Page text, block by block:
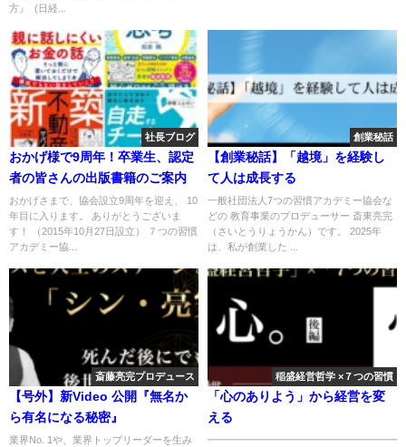
方』 (日経...
社長ブログ
おかげ様で9周年！卒業生、認定
者の皆さんの出版書籍のご案内
おかげさまで、協会設立9周年を迎え、 10
年目に入ります。 ありがとうございま
す！ （2015年10月27日設立） ７つの習慣
アカデミー協...
創業秘話
【創業秘話】「越境」を経験し
て人は成長する
一般社団法人7つの習慣アカデミー協会な
どの 教育事業のプロデューサー 斎東亮完
（さいとうりょうかん）です。 2025年
は、私が創業した ...
斎藤亮完プロデュース
【号外】新Video 公開『無名か
ら有名になる秘密』
業界No. 1や、業界トップリーダーを生み
稲盛経営哲学 ×７つの習慣
「心のありよう」から経営を変
える
━━━━━━━━━━━━━━━━━━━━